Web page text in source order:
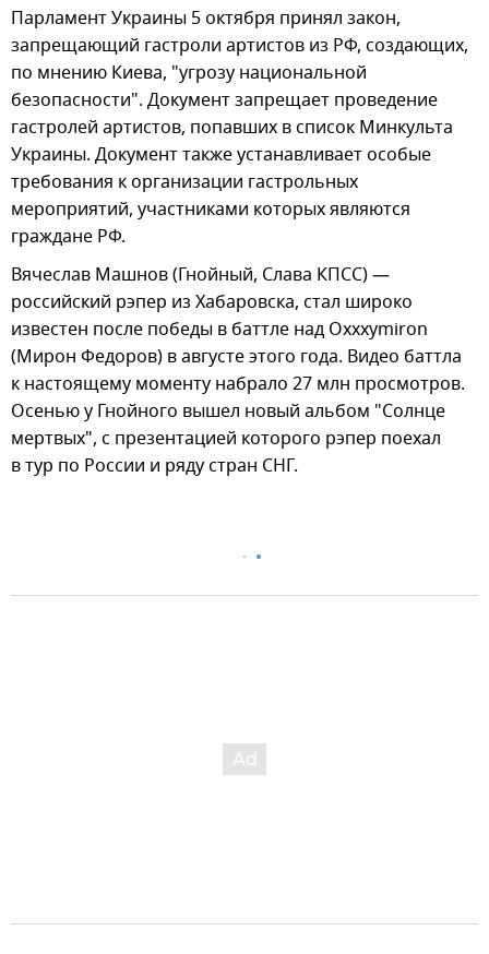
Парламент Украины 5 октября принял закон,
запрещающий гастроли артистов из РФ, создающих,
по мнению Киева, "угрозу национальной
безопасности". Документ запрещает проведение
гастролей артистов, попавших в список Минкульта
Украины. Документ также устанавливает особые
требования к организации гастрольных
мероприятий, участниками которых являются
граждане РФ.
Вячеслав Машнов (Гнойный, Слава КПСС) —
российский рэпер из Хабаровска, стал широко
известен после победы в баттле над Oxxxymiron
(Мирон Федоров) в августе этого года. Видео баттла
к настоящему моменту набрало 27 млн просмотров.
Осенью у Гнойного вышел новый альбом "Солнце
мертвых", с презентацией которого рэпер поехал
в тур по России и ряду стран СНГ.